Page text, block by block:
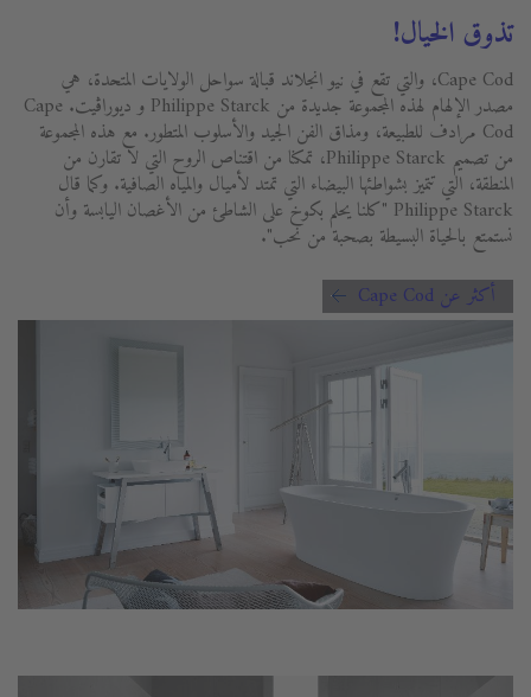
تذوق الخيال!
Cape Cod، والتي تقع في نيو انجلاند قبالة سواحل الولايات المتحدة، هي
مصدر الإلهام لهذه المجموعة جديدة من Philippe Starck و ديوراڨيت. Cape
Cod مرادف للطبيعة، ومذاق الفن الجيد والأسلوب المتطور. مع هذه المجموعة
من تصميم Philippe Starck، تمكنا من اقتناص الروح التي لا تقارن من
المنطقة، التي تتميز بشواطئها البيضاء التي تمتد لأميال والمياه الصافية. وكما قال
Philippe Starck "كلنا يحلم بكوخ على الشاطئ من الأغصان اليابسة وأن
نستمتع بالحياة البسيطة بصحبة من نحب".
أكثر عن Cape Cod